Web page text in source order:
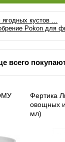
кустов ...
Pokon для
всего
Фертика
овощных
мл)